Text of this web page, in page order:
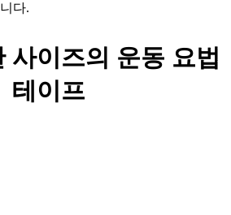
다.
사이즈의 운동 요법
테이프